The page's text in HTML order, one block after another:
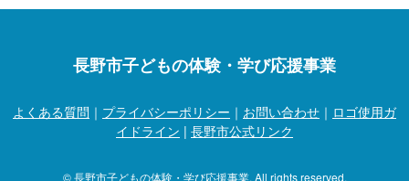
長野市子どもの体験・学び応援事業
よくある質問 ｜ プライバシーポリシー ｜ お問い合わせ ｜ ロゴ使用ガ
イドライン | 長野市公式リンク
© 長野市子どもの体験・学び応援事業. All rights reserved.